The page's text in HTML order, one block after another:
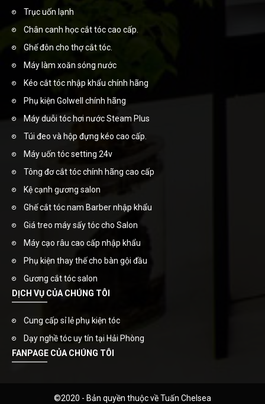
Trục uốn lạnh
Chân canh học cắt tóc cao cấp.
Ghế đôn cho thợ cắt tóc.
Máy làm xoăn sóng nước
Kéo cắt tóc nhập khẩu chính hãng
Phụ kiện Golwell chính hãng
Máy duỗi tóc hơi nước Steam Plus
Túi đeo và hộp đựng kéo cao cấp.
Máy uốn tóc setting 24v
Tông đơ cắt tóc chính hãng cao cấp
Kệ cạnh gương salon
Ghế cắt tóc nam Barber nhập khẩu
Giá treo máy sấy tóc cho Salon
Máy cạo râu cao cấp nhập khẩu
Phụ kiện thay thế cho bàn gội đầu
Gương cắt tóc salon
DỊCH VỤ CỦA CHÚNG TÔI
Cung cấp sỉ lẻ phụ kiện tóc
Dạy nghề tóc uy tín tại Hải Phòng
FANPAGE CỦA CHÚNG TÔI
©2020 - Bản quyền thuộc về Tuấn Chelsea